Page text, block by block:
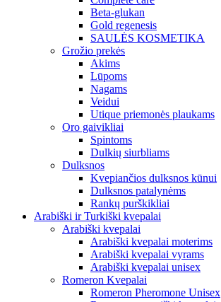
Beta-glukan
Gold regenesis
SAULĖS KOSMETIKA
Grožio prekės
Akims
Lūpoms
Nagams
Veidui
Utique priemonės plaukams
Oro gaivikliai
Spintoms
Dulkių siurbliams
Dulksnos
Kvepiančios dulksnos kūnui
Dulksnos patalynėms
Rankų purškikliai
Arabiški ir Turkiški kvepalai
Arabiški kvepalai
Arabiški kvepalai moterims
Arabiški kvepalai vyrams
Arabiški kvepalai unisex
Romeron Kvepalai
Romeron Pheromone Unisex